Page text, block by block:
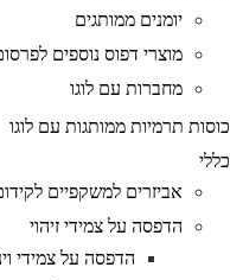
יומנים ממותגים
מוצרי דפוס נוספים
מחברות עם לוגו
כוסות תרמיות ממותגות עם לוגו
כללי
אביזרים למשקפיים
הדפסה על צמידי זיהוי
הדפסה על צמידי